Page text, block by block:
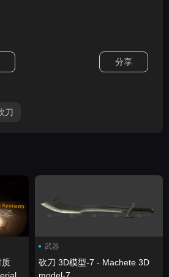
分享
刀
质
武器
砍刀 3D模型-7 - Machete 3D
model-7